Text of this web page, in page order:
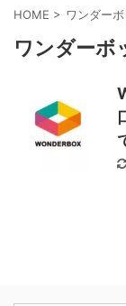
HOME > ワンダー
ワンダーボ